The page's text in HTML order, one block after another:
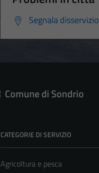
Segnala disservizio
Comune di Sondrio
CATEGORIE DI SERVIZIO
Agricoltura e pesca